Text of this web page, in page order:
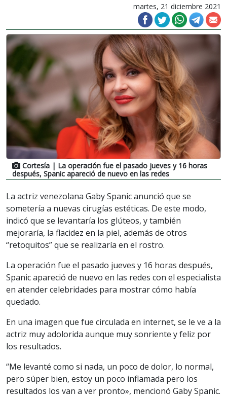
martes, 21 diciembre 2021
Cortesía | La operación fue el pasado jueves y 16 horas
después, Spanic apareció de nuevo en las redes
La actriz venezolana Gaby Spanic anunció que se
sometería a nuevas cirugías estéticas. De este modo,
indicó que se levantaría los glúteos, y también
mejoraría, la flacidez en la piel, además de otros
“retoquitos” que se realizaría en el rostro.
La operación fue el pasado jueves y 16 horas después,
Spanic apareció de nuevo en las redes con el especialista
en atender celebridades para mostrar cómo había
quedado.
En una imagen que fue circulada en internet, se le ve a la
actriz muy adolorida aunque muy sonriente y feliz por
los resultados.
“Me levanté como si nada, un poco de dolor, lo normal,
pero súper bien, estoy un poco inflamada pero los
resultados los van a ver pronto», mencionó Gaby Spanic.